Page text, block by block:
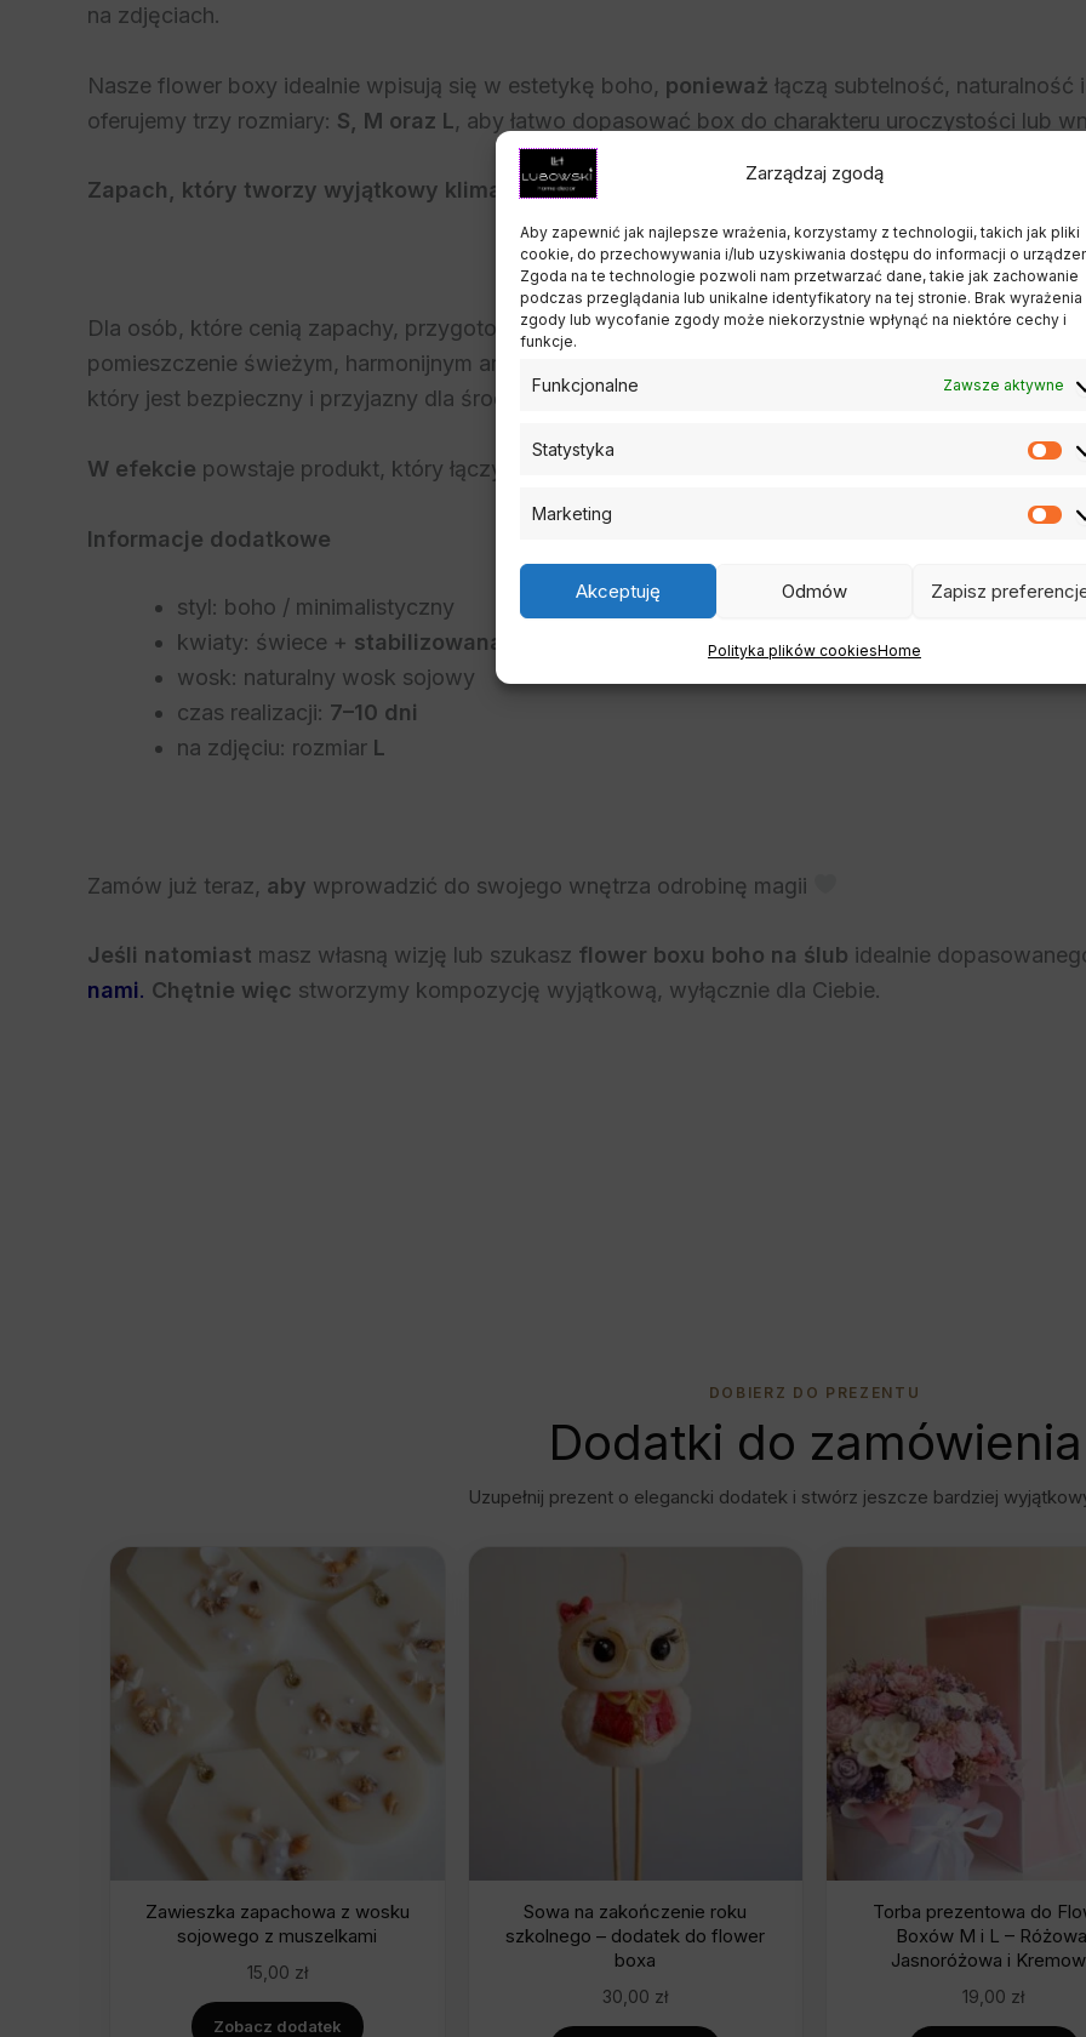
Zarządzaj zgodą
Aby zapewnić jak najlepsze wrażenia, korzystamy z technologii, takich jak pliki
cookie, do przechowywania i/lub uzyskiwania dostępu do informacji o
Zgoda na te technologie pozwoli nam przetwarzać dane, takie jak zachowanie
podczas przeglądania lub unikalne identyfikatory na tej stronie. Brak wyrażenia
zgody lub wycofanie zgody może niekorzystnie wpłynąć na niektóre cechy i
funkcje.
Funkcjonalne Zawsze aktywne
Statystyka
Marketing
Akceptuję Odmów Zapisz
Polityka plików cookiesHome
na zdjęciach.
Nasze flower boxy idealnie wpisują się w estetykę boho, ponieważ łączą subtelność,
oferujemy trzy rozmiary: S, M oraz L, aby łatwo dopasować box do charakteru uroczystości lub
Zapach, który tworzy wyjątkowy klimat
Dla osób, które cenią zapachy, przygotowaliśmy wersję zapachową.Dzięki temuflower box nie
pomieszczenie świeżym, harmonijnym aromatem.
wszystkie świece wykonujemy z
który jest bezpieczny i przyjazny dla środowiska.
W efekcie powstaje produkt, który łączy estetykę, funkcjonalność oraz komfort użytkowania.
Informacje dodatkowe
styl: boho / minimalistyczny
kwiaty: świece + stabilizowana gipsówka
wosk: naturalny wosk sojowy
czas realizacji: 7–10 dni
na zdjęciu: rozmiar L
Zamów już teraz, aby wprowadzić do swojego wnętrza odrobinę magii
Jeśli natomiast masz własną wizję lub szukasz flower boxu boho na ślub idealnie
nami. Chętnie więc stworzymy kompozycję wyjątkową, wyłącznie dla Ciebie.
DOBIERZ DO PREZENTU
Dodatki do zamówienia
Uzupełnij prezent o elegancki dodatek i stwórz jeszcze bardziej
Zawieszka zapachowa z wosku
sojowego z muszelkami
15,00 zł
Zobacz dodatek
Sowa na zakończenie roku
szkolnego – dodatek do flower
boxa
30,00 zł
Torba prezentowa do
Boxów M i L –
Jasnoróżowa i
19,00 zł